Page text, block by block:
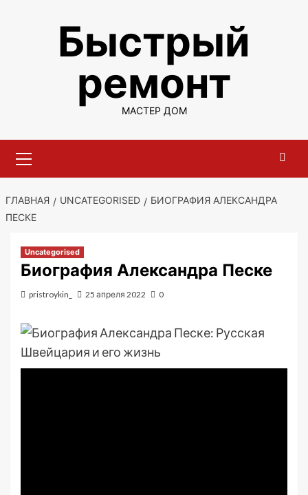
содержимомуБыстрый
ремонт
МАСТЕР ДОМ
меню
ГЛАВНАЯ UNCATEGORISED
БИОГРАФИЯ АЛЕКСАНДРА
ПЕСКЕ
Uncategorised
Биография Александра Песке
pristroykin_ 25 апреля 2022 0